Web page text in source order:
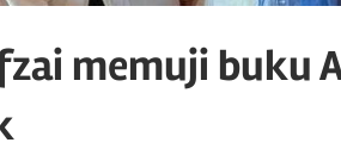
memuji buku